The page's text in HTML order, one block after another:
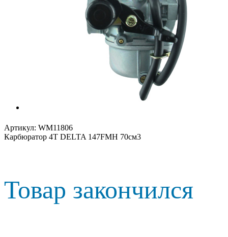
Артикул: WM11806
Карбюратор 4T DELTA 147FMH 70см3
Товар закончился